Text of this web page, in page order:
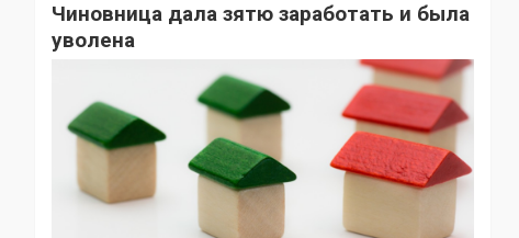
Чиновница дала зятю заработать и была
уволена